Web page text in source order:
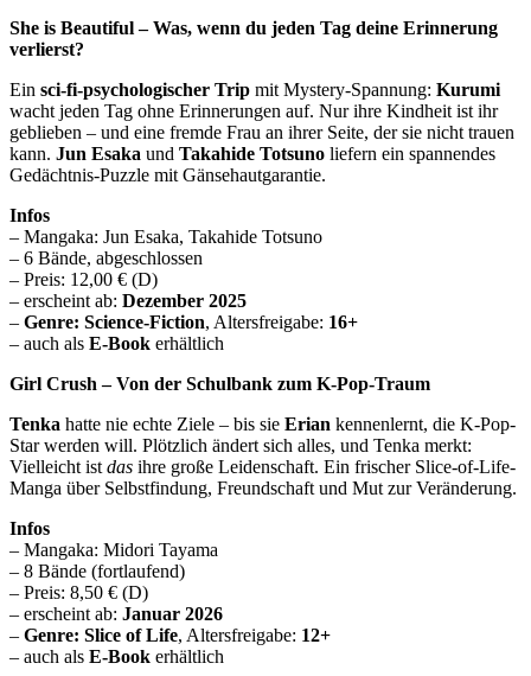
She is Beautiful – Was, wenn du jeden Tag deine Erinnerung
verlierst?
Ein sci-fi-psychologischer Trip mit Mystery-Spannung: Kurumi
wacht jeden Tag ohne Erinnerungen auf. Nur ihre Kindheit ist ihr
geblieben – und eine fremde Frau an ihrer Seite, der sie nicht trauen
kann. Jun Esaka und Takahide Totsuno liefern ein spannendes
Gedächtnis-Puzzle mit Gänsehautgarantie.
Infos
– Mangaka: Jun Esaka, Takahide Totsuno
– 6 Bände, abgeschlossen
– Preis: 12,00 € (D)
– erscheint ab: Dezember 2025
– Genre: Science-Fiction, Altersfreigabe: 16+
– auch als E-Book erhältlich
Girl Crush – Von der Schulbank zum K-Pop-Traum
Tenka hatte nie echte Ziele – bis sie Erian kennenlernt, die K-Pop-
Star werden will. Plötzlich ändert sich alles, und Tenka merkt:
Vielleicht ist das ihre große Leidenschaft. Ein frischer Slice-of-Life-
Manga über Selbstfindung, Freundschaft und Mut zur Veränderung.
Infos
– Mangaka: Midori Tayama
– 8 Bände (fortlaufend)
– Preis: 8,50 € (D)
– erscheint ab: Januar 2026
– Genre: Slice of Life, Altersfreigabe: 12+
– auch als E-Book erhältlich